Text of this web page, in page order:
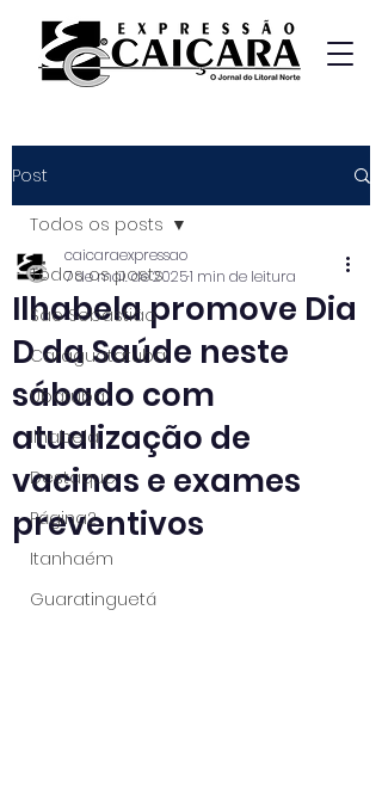
Post
Todos os posts
São Sebastião
Caraguatatuba
Ubatuba
Ilhabela
Destaque
Página2
Itanhaém
Guaratinguetá
Todos os posts
Ilhabela promove Dia
D da Saúde neste
sábado com
atualização de
vacinas e exames
preventivos
caicaraexpressao
7 de mai. de 20251 min de leitura